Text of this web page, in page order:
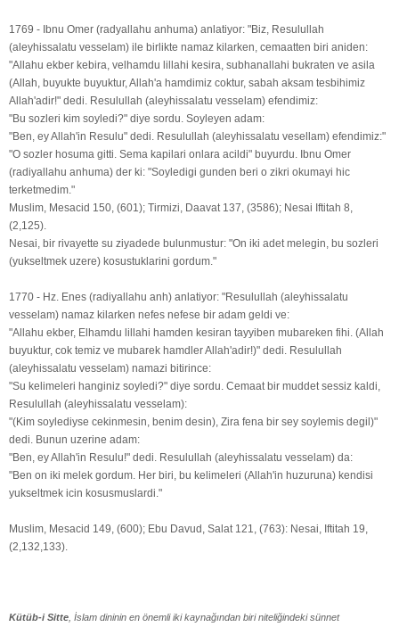
1769 - Ibnu Omer (radyallahu anhuma) anlatiyor: "Biz, Resulullah
(aleyhissalatu vesselam) ile birlikte namaz kilarken, cemaatten biri aniden:
"Allahu ekber kebira, velhamdu lillahi kesira, subhanallahi bukraten ve asila
(Allah, buyukte buyuktur, Allah'a hamdimiz coktur, sabah aksam tesbihimiz
Allah'adir!" dedi. Resulullah (aleyhissalatu vesselam) efendimiz:
"Bu sozleri kim soyledi?" diye sordu. Soyleyen adam:
"Ben, ey Allah'in Resulu" dedi. Resulullah (aleyhissalatu vesellam) efendimiz:"
"O sozler hosuma gitti. Sema kapilari onlara acildi" buyurdu. Ibnu Omer
(radiyallahu anhuma) der ki: "Soyledigi gunden beri o zikri okumayi hic
terketmedim."
Muslim, Mesacid 150, (601); Tirmizi, Daavat 137, (3586); Nesai Iftitah 8,
(2,125).
Nesai, bir rivayette su ziyadede bulunmustur: "On iki adet melegin, bu sozleri
(yukseltmek uzere) kosustuklarini gordum."
1770 - Hz. Enes (radiyallahu anh) anlatiyor: "Resulullah (aleyhissalatu
vesselam) namaz kilarken nefes nefese bir adam geldi ve:
"Allahu ekber, Elhamdu lillahi hamden kesiran tayyiben mubareken fihi. (Allah
buyuktur, cok temiz ve mubarek hamdler Allah'adir!)" dedi. Resulullah
(aleyhissalatu vesselam) namazi bitirince:
"Su kelimeleri hanginiz soyledi?" diye sordu. Cemaat bir muddet sessiz kaldi,
Resulullah (aleyhissalatu vesselam):
"(Kim soylediyse cekinmesin, benim desin), Zira fena bir sey soylemis degil)"
dedi. Bunun uzerine adam:
"Ben, ey Allah'in Resulu!" dedi. Resulullah (aleyhissalatu vesselam) da:
"Ben on iki melek gordum. Her biri, bu kelimeleri (Allah'in huzuruna) kendisi
yukseltmek icin kosusmuslardi."
Muslim, Mesacid 149, (600); Ebu Davud, Salat 121, (763): Nesai, Iftitah 19,
(2,132,133).
Kütüb-i Sitte , İslam dininin en önemli iki kaynağından biri niteliğindeki sünnet